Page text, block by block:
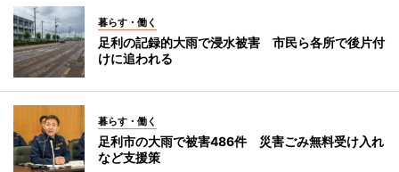
暮らす・働く
足利の記録的大雨で浸水被害 市民ら各所で後片付
けに追われる
暮らす・働く
足利市の大雨で被害486件 災害ごみ無料受け入れ
など支援策